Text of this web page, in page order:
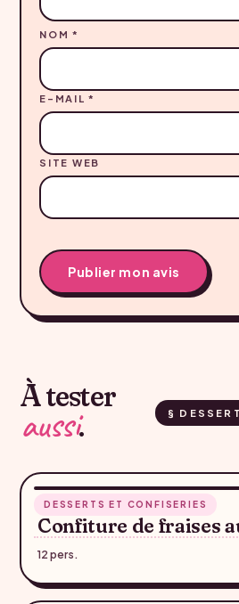
NOM*
E-MAIL*
SITE WEB
À tester
aussi. §
DESSERTS ET CONFISERIES
Confiture de fraises
12 pers.